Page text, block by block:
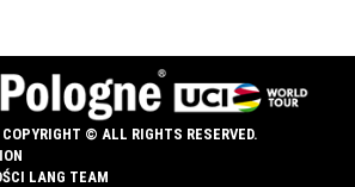
© ALL RIGHTS RESERVED.
LANG TEAM